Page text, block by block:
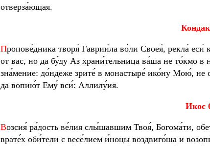
отверза́ющая.
К
Пропове́дника творя́ Гаврии́ла во́ли Своея́, рекла́
от вас, но да бу́ду Аз храни́тельница ва́ша не то́кмо
зна́мение: до́ндеже зрите́ в монастыре́ ико́ну Мою́, не
да вопию́т Ему́ вси́: Аллилу́ия.
Икос
Возсия́ ра́дость ве́лия слы́шавшим Твоя́, Богома́ти,
врате́х оби́тели с весе́лием и́ноцы воздвиго́ша и